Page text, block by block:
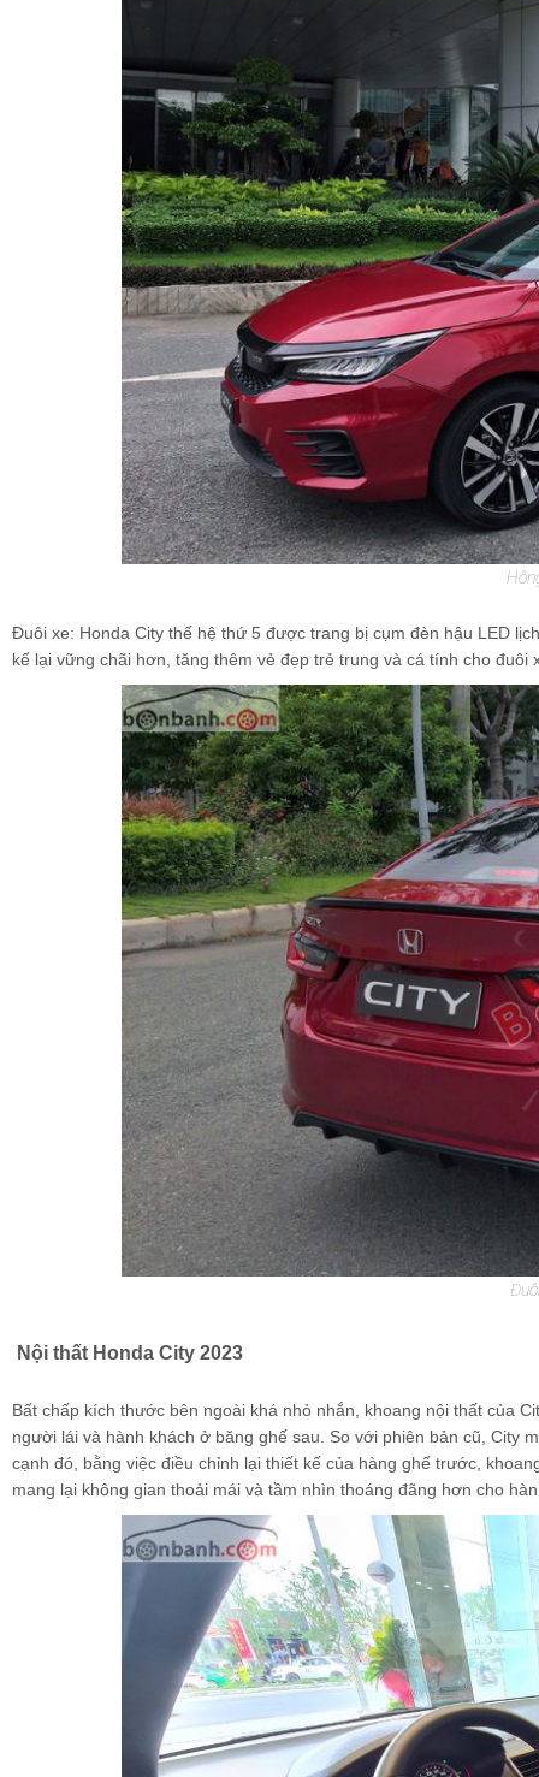
Đuôi xe: Honda City thế hệ thứ 5 được trang bị cụm đèn hậu LED
kế lại vững chãi hơn, tăng thêm vẻ đẹp trẻ trung và cá tính cho đuôi
Nội thất Honda City 2023
Bất chấp kích thước bên ngoài khá nhỏ nhắn, khoang nội thất của
người lái và hành khách ở băng ghế sau. So với phiên bản cũ, City
cạnh đó, bằng việc điều chỉnh lại thiết kế của hàng ghế trước,
mang lại không gian thoải mái và tầm nhìn thoáng đãng hơn cho